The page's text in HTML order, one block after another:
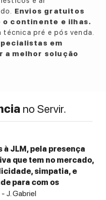
speaker (passive, 2-way)
±3 dB
/ 1m
Dual 6.5" (165 mm) Spun-
Molded Graphite)
Envios gratuitos
o continente e ilhas.
técnica pré e pós venda.
em
a melhor solução
no Servir.
à JLM, pela presença
que tem no mercado,
simpatia, e
para com os
- J. Gabriel